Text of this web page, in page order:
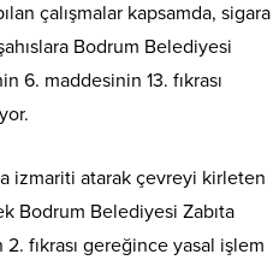
çalışmalar kapsamda, sigara
Bodrum Belediyesi
6. maddesinin 13. fıkrası
izmariti atarak çevreyi kirleten
Bodrum Belediyesi Zabıta
fıkrası gereğince yasal işlem